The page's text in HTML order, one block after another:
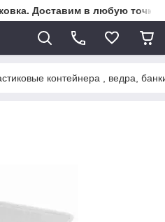
Доставим в любую точку
контейнера , ведра,